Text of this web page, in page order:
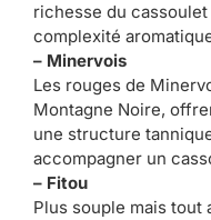
richesse du
complexité
– Minervois
Les rouges de
Montagne Noire,
une structure
accompagner un
– Fitou
Plus souple mais tout